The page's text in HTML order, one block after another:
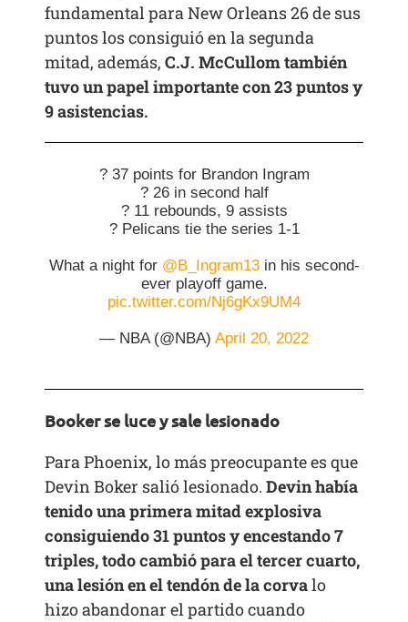
fundamental para New Orleans 26 de sus
puntos los consiguió en la segunda
mitad, además,C.J. McCullom también
tuvo un papel importante con 23 puntos y
9 asistencias.
? 37 points for Brandon Ingram
? 26 in second half
? 11 rebounds, 9 assists
? Pelicans tie the series 1-1
What a night for @B_Ingram13in his second-
ever playoff game.
pic.twitter.com/Nj6gKx9UM4
— NBA (@NBA) April 20, 2022
Booker se luce y sale lesionado
Para Phoenix, lo más preocupante es que
Devin Boker salió lesionado.Devin había
tenido una primera mitad explosiva
consiguiendo 31 puntos y encestando 7
triples, todo cambió para el tercer cuarto,
una lesión en el tendón de la corvalo
hizo abandonar el partido cuando